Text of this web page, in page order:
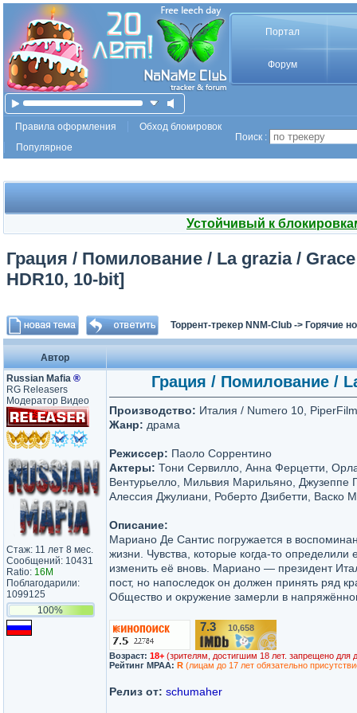
Портал
Форум
Правила оформления
Обход блокировок
Популярное
Поиск :
Устойчивый к
Грация / Помилование / La grazia /
HDR10, 10-bit]
Торрент-трекер NNM-Club -> Горячие
Автор
Russian Mafia ®
RG Releasers
Модератор Видео
Стаж: 11 лет 8 мес.
Сообщений: 10431
Ratio: 16M
Поблагодарили:
1099125
100%
Грация / Помилование /
Производство: Италия / Numero 10,
Жанр: драма
Режиссер: Паоло Соррентино
Актеры: Тони Сервилло, Анна Ферцетти,
Вентурьелло, Мильвия Марильяно, Джузеппе
Алессия Джулиани, Роберто Дзибетти, Васко
Описание:
Мариано Де Сантис погружается в
жизни. Чувства, которые когда-то определили
изменить её вновь. Мариано — президент
пост, но напоследок он должен принять ряд
Общество и окружение замерли в
7.3 10,658
Возраст: 18+ (зрителям, достигшим 18 лет. запрещено для
Рейтинг MPAA: R (лицам до 17 лет обязательно
Релиз от: schumaher